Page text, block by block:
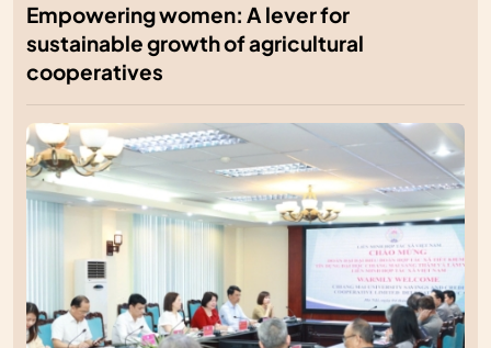
Empowering women: A lever for
sustainable growth of agricultural
cooperatives